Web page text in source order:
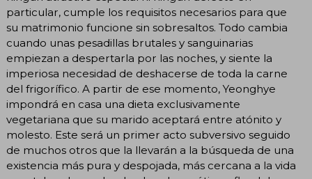
particular, cumple los requisitos necesarios para que
su matrimonio funcione sin sobresaltos. Todo cambia
cuando unas pesadillas brutales y sanguinarias
empiezan a despertarla por las noches, y siente la
imperiosa necesidad de deshacerse de toda la carne
del frigorífico. A partir de ese momento, Yeonghye
impondrá en casa una dieta exclusivamente
vegetariana que su marido aceptará entre atónito y
molesto. Este será un primer acto subversivo seguido
de muchos otros que la llevarán a la búsqueda de una
existencia más pura y despojada, más cercana a la vida